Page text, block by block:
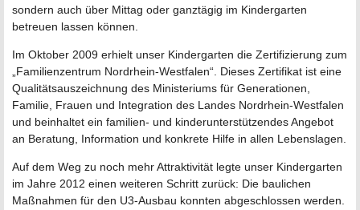
sondern auch über Mittag oder ganztägig im Kindergarten
betreuen lassen können.
Im Oktober 2009 erhielt unser Kindergarten die Zertifizierung zum
„Familienzentrum Nordrhein-Westfalen“. Dieses Zertifikat ist eine
Qualitätsauszeichnung des Ministeriums für Generationen,
Familie, Frauen und Integration des Landes Nordrhein-Westfalen
und beinhaltet ein familien- und kinderunterstützendes Angebot
an Beratung, Information und konkrete Hilfe in allen Lebenslagen.
Auf dem Weg zu noch mehr Attraktivität legte unser Kindergarten
im Jahre 2012 einen weiteren Schritt zurück: Die baulichen
Maßnahmen für den U3-Ausbau konnten abgeschlossen werden.